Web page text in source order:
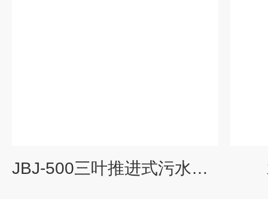
JBJ-500三叶推进式污水搅拌机安装方法